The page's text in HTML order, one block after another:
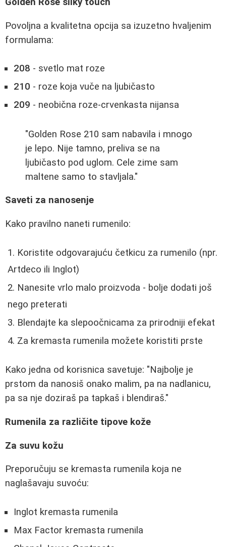
Povoljna a kvalitetna opcija sa izuzetno hvaljenim
formulama:
208 - svetlo mat roze
210 - roze koja vuče na ljubičasto
209 - neobična roze-crvenkasta nijansa
"Golden Rose 210 sam nabavila i mnogo
je lepo. Nije tamno, preliva se na
ljubičasto pod uglom. Cele zime sam
maltene samo to stavljala."
Saveti za nanosenje
Kako pravilno naneti rumenilo:
Koristite odgovarajuću četkicu za rumenilo (npr.
Artdeco ili Inglot)
Nanesite vrlo malo proizvoda - bolje dodati još
nego preterati
Blendajte ka slepoočnicama za prirodniji efekat
Za kremasta rumenila možete koristiti prste
Kako jedna od korisnica savetuje: "Najbolje je
prstom da nanosiš onako malim, pa na nadlanicu,
pa sa nje doziraš pa tapkaš i blendiraš."
Rumenila za različite tipove kože
Za suvu kožu
Preporučuju se kremasta rumenila koja ne
naglašavaju suvoću:
Inglot kremasta rumenila
Max Factor kremasta rumenila